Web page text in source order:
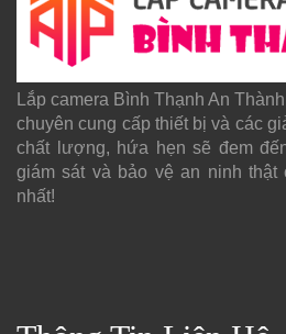
Lắp camera Bình Thạnh An
chuyên cung cấp thiết bị và các
chất lượng, hứa hẹn sẽ đem
giám sát và bảo vệ an ninh
nhất!